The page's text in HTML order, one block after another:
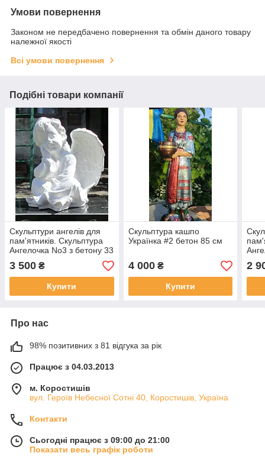
Умови повернення
Законом не передбачено повернення та обмін даного товару
належної якості
Всі умови повернення
Подібні товари компанії
Скульптури ангелів для
пам'ятників. Скульптура
Ангелочка No3 з бетону 33
см
3 500 ₴
Купити
Скульптура кашпо
Українка #2 бетон 85 см
4 000₴
Купити
2
Про нас
98% позитивних з 81 відгука за рік
Працює з 04.03.2013
м. Коростишів
вул. Героїв Небесної Сотні 40, Коростишів, Україна
Контакти
Сьогодні працює з 09:00 до 21:00
Показати весь графік роботи